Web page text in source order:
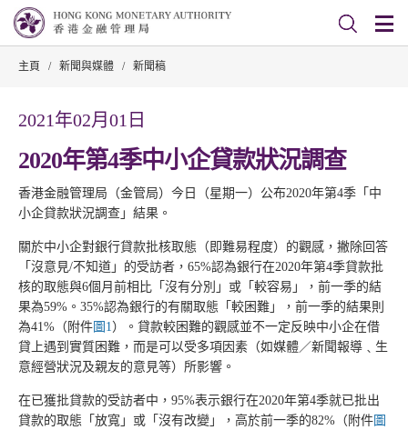
主頁 / 新聞與媒體 / 新聞稿
2021年02月01日
2020年第4季中小企貸款狀況調查
香港金融管理局（金管局）今日（星期一）公布2020年第4季「中
小企貸款狀況調查」結果。
關於中小企對銀行貸款批核取態（即難易程度）的觀感，撇除回答
「沒意見/不知道」的受訪者，65%認為銀行在2020年第4季貸款批
核的取態與6個月前相比「沒有分別」或「較容易」，前一季的結
果為59%。35%認為銀行的有關取態「較困難」，前一季的結果則
為41%（附件圖1）。貸款較困難的觀感並不一定反映中小企在借
貸上遇到實質困難，而是可以受多項因素（如媒體／新聞報導﹑生
意經營狀況及親友的意見等）所影響。
在已獲批貸款的受訪者中，95%表示銀行在2020年第4季就已批出
貸款的取態「放寬」或「沒有改變」，高於前一季的82%（附件圖